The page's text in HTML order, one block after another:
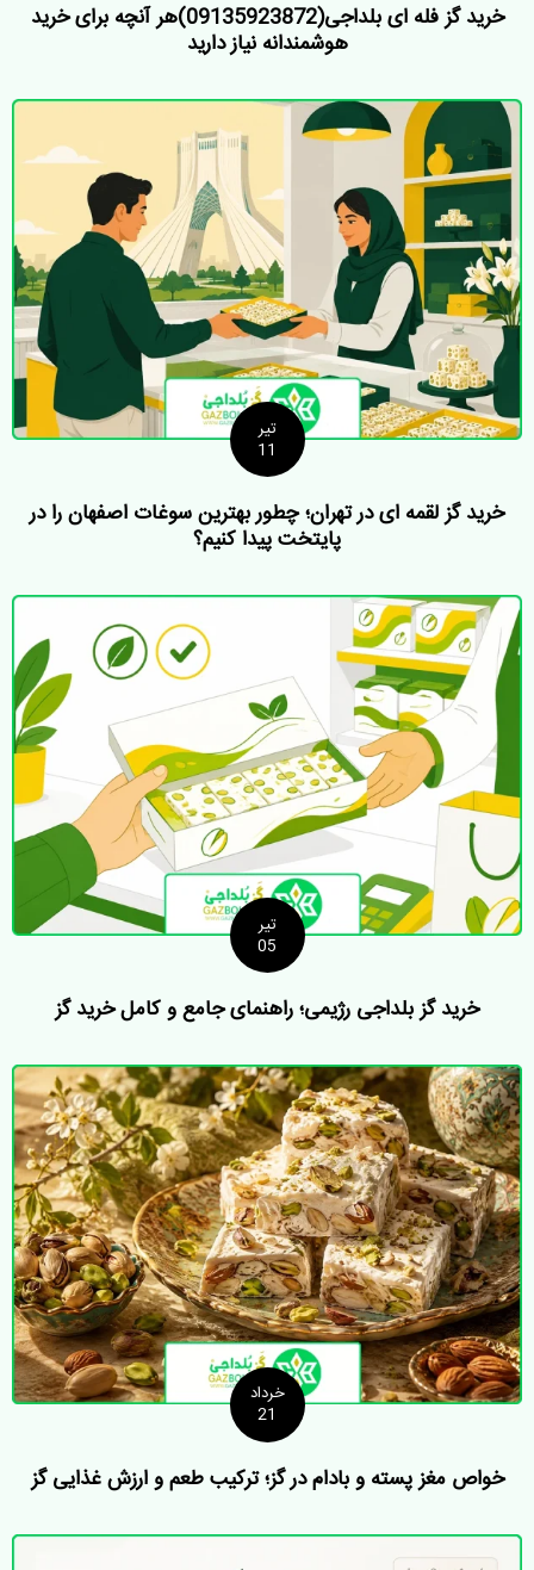
خرید گز فله ای بلداجی(09135923872)هر آنچه برای خرید
هوشمندانه نیاز دارید
تیر
11
خرید گز لقمه ای در تهران؛ چطور بهترین سوغات اصفهان را در
پایتخت پیدا کنیم؟
تیر
05
خرید گز بلداجی رژیمی؛ راهنمای جامع و کامل خرید گز
خرداد
21
خواص مغز پسته و بادام در گز؛ ترکیب طعم و ارزش غذایی گز